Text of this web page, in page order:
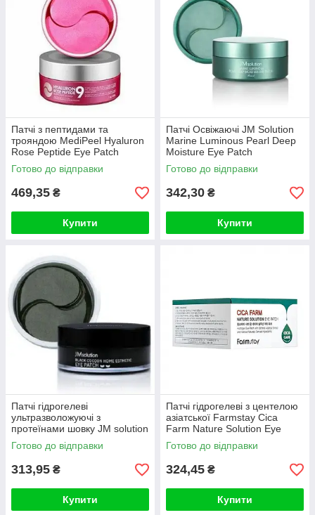
Патчі з пептидами та
трояндою MediPeel Hyaluron
Rose Peptide Eye Patch
Зволожуючі Відновлюючі
Готово до відправки
469,35 ₴
Купити
Патчі Освіжаючі JM Solution
Marine Luminous Pearl Deep
Moisture Eye Patch
Готово до відправки
342,30 ₴
Купити
Патчі гідрогелеві
ультразволожуючі з
протеїнами шовку JM solution
Black Cocoon Home 60шт
Готово до відправки
313,95 ₴
Купити
Патчі гідрогелеві з центелою
азіатської Farmstay Cica
Farm Nature Solution Eye
Patch, 60шт
Готово до відправки
324,45 ₴
Купити